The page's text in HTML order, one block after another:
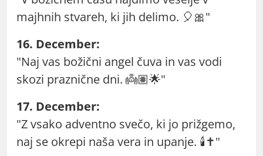
majhnih stvareh, ki jih delimo. 🎈🎀"
16. December:
"Naj vas božični angel čuva in vas vodi
skozi praznične dni. 👼🏽🌟"
17. December:
"Z vsako adventno svečo, ki jo prižgemo,
naj se okrepi naša vera in upanje. 🕯️✝️"